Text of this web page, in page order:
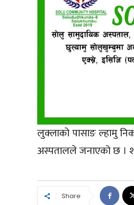
लुक्लाको पासाङ ल्हामु
अस्पतालले जनाएको छ ।
Share